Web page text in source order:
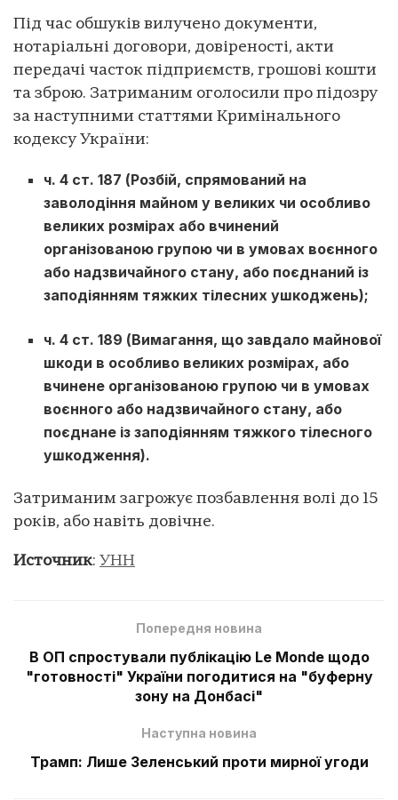
Під час обшуків вилучено документи,
нотаріальні договори, довіреності, акти
передачі часток підприємств, грошові кошти
та зброю. Затриманим оголосили про підозру
за наступними статтями Кримінального
кодексу України:
ч. 4 ст. 187 (Розбій, спрямований на
заволодіння майном у великих чи особливо
великих розмірах або вчинений
організованою групою чи в умовах воєнного
або надзвичайного стану, або поєднаний із
заподіянням тяжких тілесних ушкоджень);
ч. 4 ст. 189 (Вимагання, що завдало майнової
шкоди в особливо великих розмірах, або
вчинене організованою групою чи в умовах
воєнного або надзвичайного стану, або
поєднане із заподіянням тяжкого тілесного
ушкодження).
Затриманим загрожує позбавлення волі до 15
років, або навіть довічне.
Источник: УНН
Попередня новина
В ОП спростували публікацію Le Monde щодо
"готовності" України погодитися на "буферну
зону на Донбасі"
Наступна новина
Трамп: Лише Зеленський проти мирної угоди